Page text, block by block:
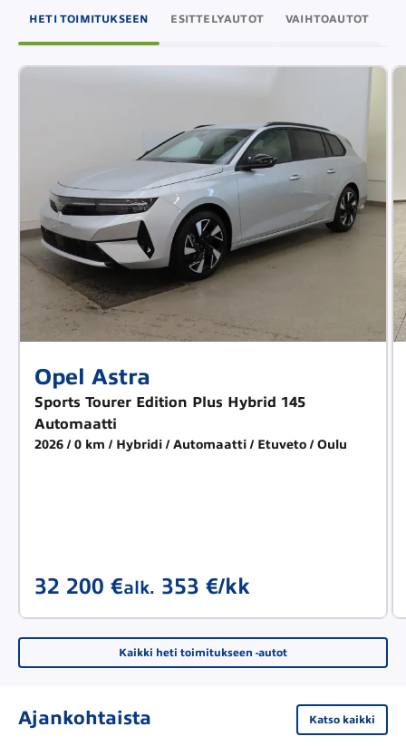
HETI TOIMITUKSEEN ESITTELYAUTOT VAIHTOAUTOT
Opel Astra
Sports Tourer Edition Plus Hybrid 145
Automaatti
2026 0 km Hybridi Automaatti Etuveto Oulu
32 200 €alk. 353 €/kk
Kaikki heti toimitukseen -autot
Ajankohtaista Katso kaikki